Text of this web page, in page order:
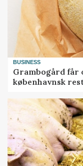
BUSINESS
Grambogård får
københavnsk